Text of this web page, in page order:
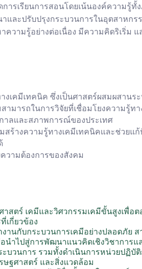
รเรียนการสอนโดยเน้นองค์ความรู้ทั้
ละปรับปรุงกระบวนการในอุตสาหกร
วามรู้อย่างต่อเนื่อง มีความคิดริเริ่ม
คมีเทคนิค ซึ่งเป็นศาสตร์ผสมผสานร
ามารถในการวิจัยที่เชื่อมโยงความรู้
าลและสภาพการณ์ของประเทศ
สร้างความรู้ทางเคมีเทคนิคและช่วยแ
ามต้องการของสังคม
สตร์ เคมีและวิศวกรรมเคมีขั้นสูงเพื่อ
เกี่ยวข้อง
านกับกระบวนการเคมีอย่างปลอดภัย
อนำไปสู่การพัฒนาแนวคิดเชิงวิชาการ
บวนการ รวมทั้งดำเนินการหน่วยปฏิบั
ษฐศาสตร์ และสิ่งแวดล้อม